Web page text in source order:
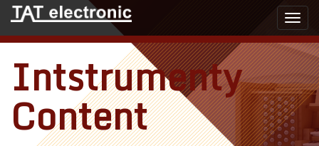
Intstrumenty
Content